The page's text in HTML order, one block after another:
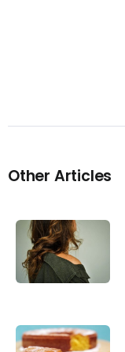
Other Articles